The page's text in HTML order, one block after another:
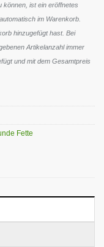
können, ist ein eröffnetes
im Warenkorb.
hinzugefügt hast. Bei
Artikelanzahl immer
und mit dem Gesamtpreis
Fette